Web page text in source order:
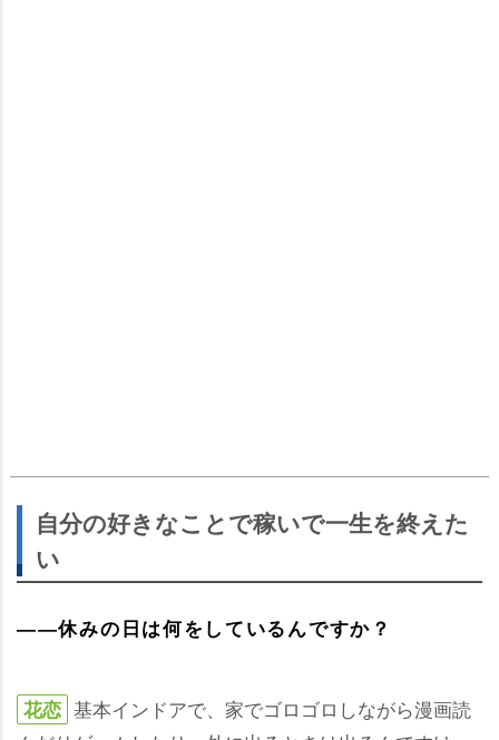
自分の好きなことで稼いで一生を終えた
い
――休みの日は何をしているんですか？
花恋 基本インドアで、家でゴロゴロしながら漫画読